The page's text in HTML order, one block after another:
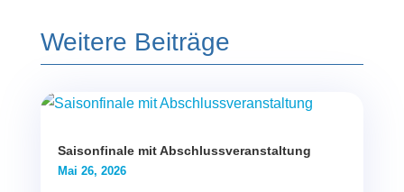
Weitere Beiträge
Saisonfinale mit Abschlussveranstaltung
Mai 26, 2026